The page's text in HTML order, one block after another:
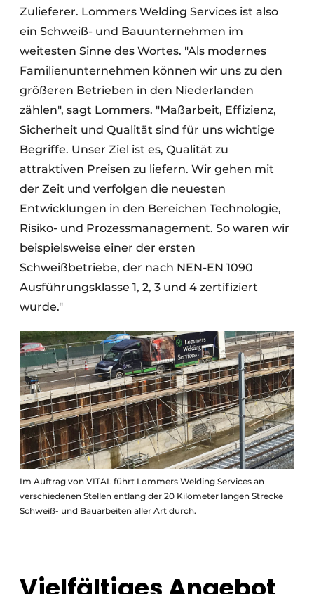
Zulieferer. Lommers Welding Services ist also
ein Schweiß- und Bauunternehmen im
weitesten Sinne des Wortes. "Als modernes
Familienunternehmen können wir uns zu den
größeren Betrieben in den Niederlanden
zählen", sagt Lommers. "Maßarbeit, Effizienz,
Sicherheit und Qualität sind für uns wichtige
Begriffe. Unser Ziel ist es, Qualität zu
attraktiven Preisen zu liefern. Wir gehen mit
der Zeit und verfolgen die neuesten
Entwicklungen in den Bereichen Technologie,
Risiko- und Prozessmanagement. So waren wir
beispielsweise einer der ersten
Schweißbetriebe, der nach NEN-EN 1090
Ausführungsklasse 1, 2, 3 und 4 zertifiziert
wurde."
Im Auftrag von VITAL führt Lommers Welding Services an
verschiedenen Stellen entlang der 20 Kilometer langen Strecke
Schweiß- und Bauarbeiten aller Art durch.